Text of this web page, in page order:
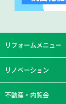
リフォームメニュー
リノベーション
不動産・内覧会